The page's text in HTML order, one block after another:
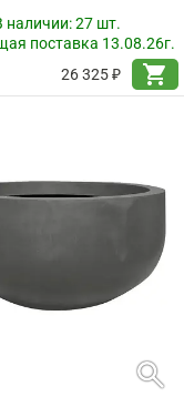
наличии:27 шт.
поставка 13.08.26г.
26 325 ₽
shopping_cart
search